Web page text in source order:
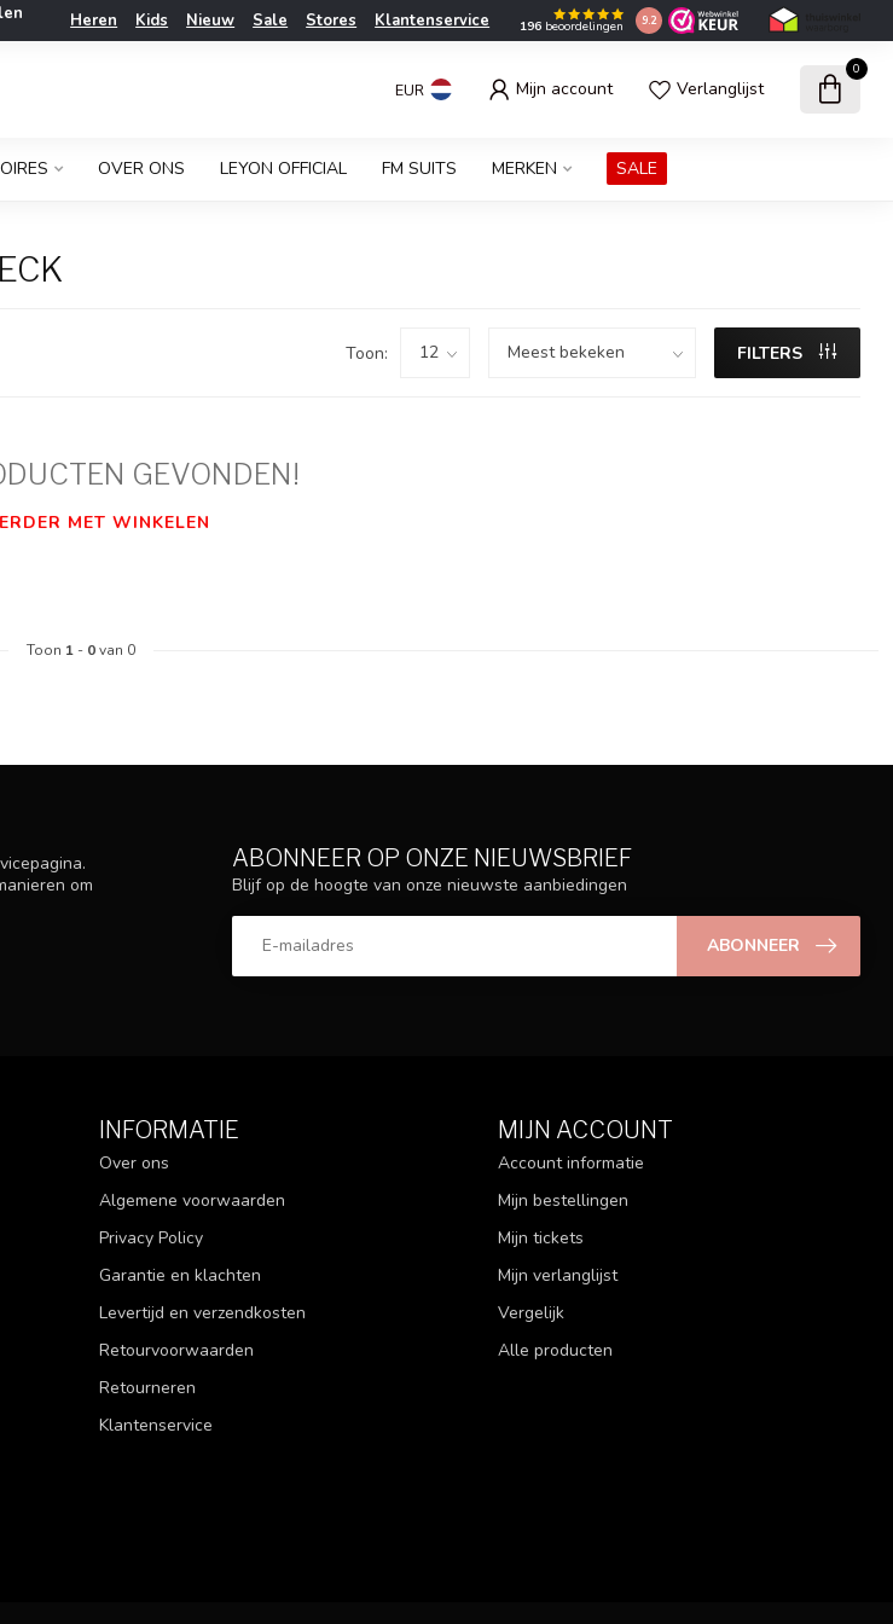
Heren Kids Nieuw Sale Stores Klantenservice 196 beoordelingen 9.2
EUR Mijn account Verlanglijst
0
OVER ONS LEYON OFFICIAL FM SUITS MERKEN SALE
Toon: FILTERS
GEVONDEN!
MET WINKELEN
Toon 1 - 0van 0
om
ABONNEER OP ONZE NIEUWSBRIEF
Blijf op de hoogte van onze nieuwste aanbiedingen
ABONNEER
INFORMATIE
Over ons
Algemene voorwaarden
Privacy Policy
Garantie en klachten
Levertijd en verzendkosten
Retourvoorwaarden
Retourneren
Klantenservice
MIJN ACCOUNT
Account informatie
Mijn bestellingen
Mijn tickets
Mijn verlanglijst
Vergelijk
Alle producten